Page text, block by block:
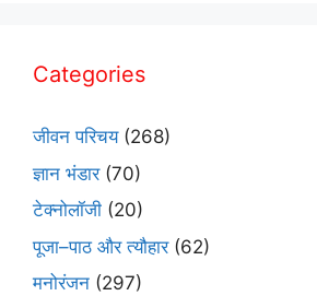
Categories
जीवन परिचय(268)
ज्ञान भंडार(70)
टेक्नोलॉजी (20)
पूजा–पाठ और त्यौहार(62)
मनोरंजन (297)